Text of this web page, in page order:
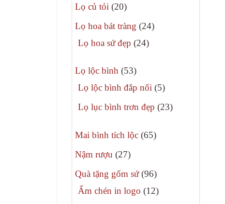
Lọ củ tỏi 2020
phẩm
Lọ hoa bát tràng 2424
Lọ hoa sứ đẹp 2424
Lọ lộc bình 5353
sản
Lọ lộc bình đắp nổi 55
phẩm
Lọ lục bình trơn đẹp 2323
Mai bình tích lộc 6565
Nậm rượu 2727
phẩm
Quà tặng gốm sứ 9696
sản
Ấm chén in logo 1212